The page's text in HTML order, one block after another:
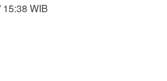
WIB